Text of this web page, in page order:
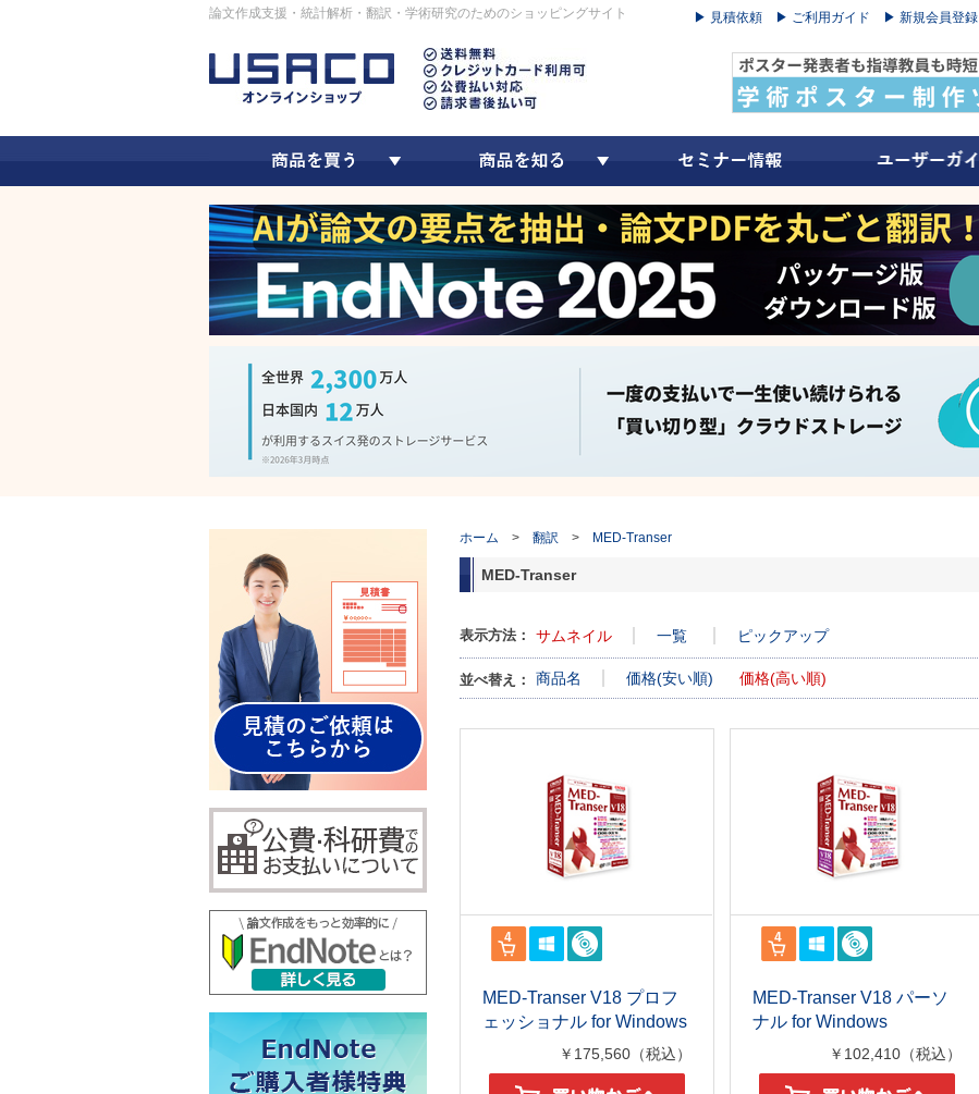
論文作成支援・統計解析・翻訳・学術研究のためのショッピングサイト ▶ 見積依頼 ▶ ご利用ガイド ▶ 新規会員登録
ホーム > 翻訳 > MED-Transer
MED-Transer
表示方法： サムネイル 一覧 ピックアップ
並べ替え： 商品名 価格(安い順) 価格(高い順)
MED-Transer V18 プロフ
ェッショナル for Windows
￥175,560（税込）
MED-Transer V18 パーソ
ナル for Windows
￥102,410（税込）